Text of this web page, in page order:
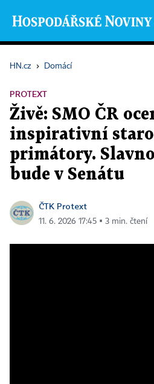
HN.cz › Domácí
PROTEXT
Živě: SMO ČR
inspirativní
primátory.
bude v Senátu
ČTK Protext
11. 6. 2026 17:45 ▪ 3 min. čtení